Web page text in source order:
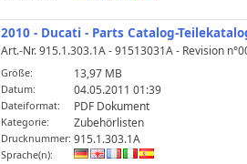
2010 - Ducati - Parts Catalog-
Art.-Nr. 915.1.303.1A - 91513031A - Revision
Größe: 13,97 MB
Datum: 04.05.2011 01:39
Dateiformat: PDF Dokument
Kategorie: Zubehörlisten
Drucknummer: 915.1.303.1A
Sprache(n):